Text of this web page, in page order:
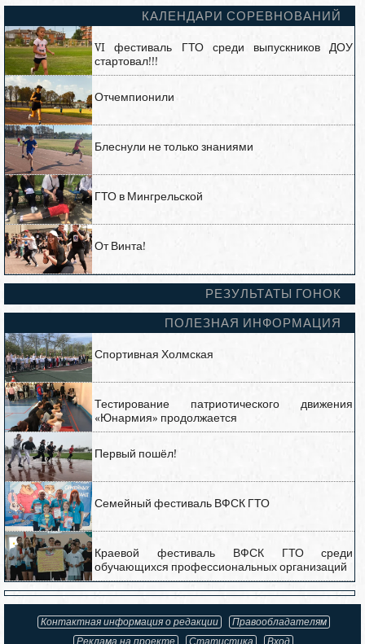
КАЛЕНДАРИ СОРЕВНОВАНИЙ
VI фестиваль ГТО среди выпускников ДОУ
стартовал!!!
Отчемпионили
Блеснули не только знаниями
ГТО в Мингрельской
От Винта!
РЕЗУЛЬТАТЫ ГОНОК
ПОЛЕЗНАЯ ИНФОРМАЦИЯ
Спортивная Холмская
Тестирование патриотического движения
«Юнармия» продолжается
Первый пошёл!
Семейный фестиваль ВФСК ГТО
Краевой фестиваль ВФСК ГТО среди
обучающихся профессиональных организаций
Контактная информация о редакции
Правообладателям